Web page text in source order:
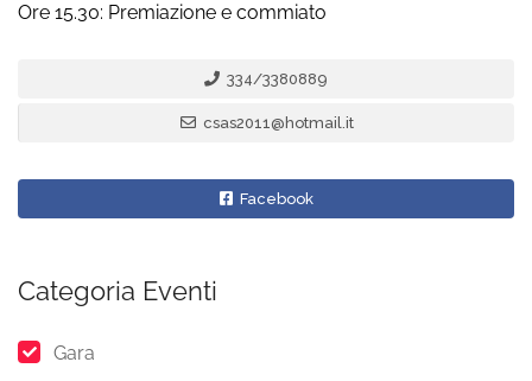
Ore 15.30: Premiazione e commiato
334/3380889
csas2011@hotmail.it
Facebook
Categoria Eventi
Gara